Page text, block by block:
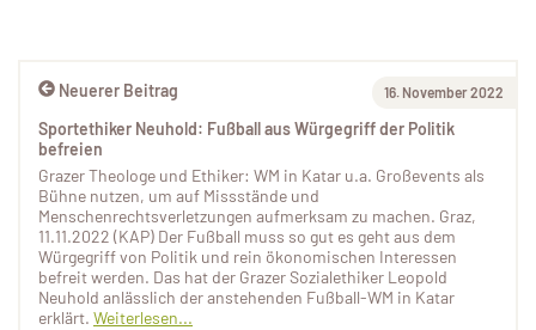
Neuerer Beitrag 16. November 2022
Sportethiker Neuhold: Fußball aus Würgegriff der Politik
befreien
Grazer Theologe und Ethiker: WM in Katar u.a. Großevents als
Bühne nutzen, um auf Missstände und
Menschenrechtsverletzungen aufmerksam zu machen. Graz,
11.11.2022 (KAP) Der Fußball muss so gut es geht aus dem
Würgegriff von Politik und rein ökonomischen Interessen
befreit werden. Das hat der Grazer Sozialethiker Leopold
Neuhold anlässlich der anstehenden Fußball-WM in Katar
erklärt. Weiterlesen...